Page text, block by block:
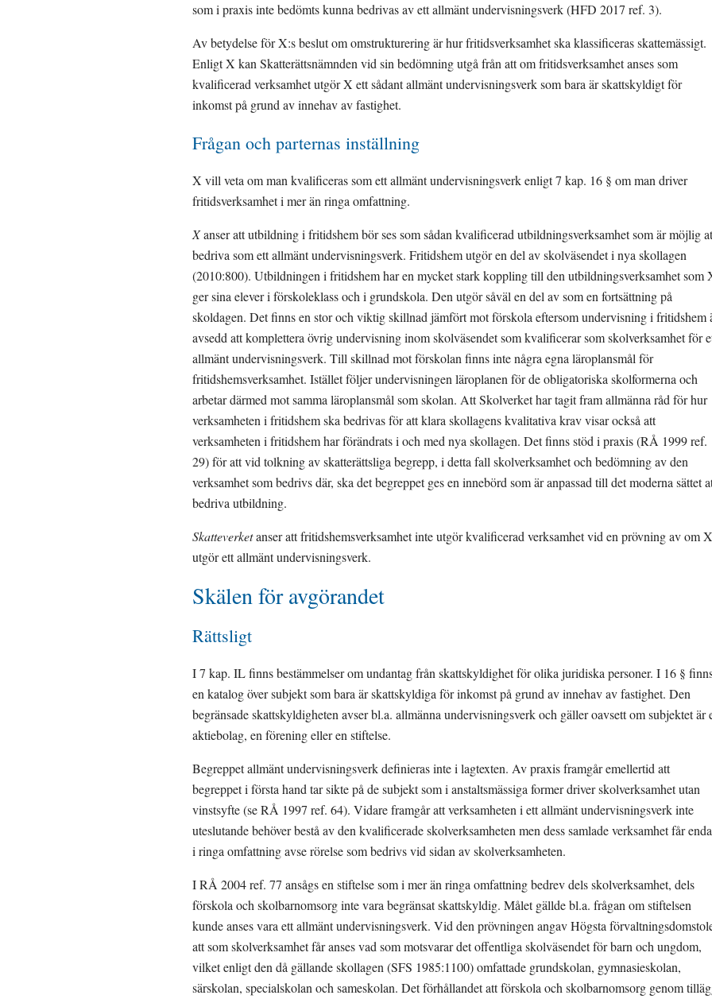
som i praxis inte bedömts kunna bedrivas av ett allmänt undervisningsverk (HFD 2017 ref. 3).
Av betydelse för X:s beslut om omstrukturering är hur fritidsverksamhet ska klassificeras skattemässigt.
Enligt X kan Skatterättsnämnden vid sin bedömning utgå från att om fritidsverksamhet anses som
kvalificerad verksamhet utgör X ett sådant allmänt undervisningsverk som bara är skattskyldigt för
inkomst på grund av innehav av fastighet.
Frågan och parternas inställning
X vill veta om man kvalificeras som ett allmänt undervisningsverk enligt 7 kap. 16 § om man driver
fritidsverksamhet i mer än ringa omfattning.
X anser att utbildning i fritidshem bör ses som sådan kvalificerad utbildningsverksamhet som är möjlig
bedriva som ett allmänt undervisningsverk. Fritidshem utgör en del av skolväsendet i nya skollagen
(2010:800). Utbildningen i fritidshem har en mycket stark koppling till den utbildningsverksamhet som
ger sina elever i förskoleklass och i grundskola. Den utgör såväl en del av som en fortsättning på
skoldagen. Det finns en stor och viktig skillnad jämfört mot förskola eftersom undervisning i fritidshem
avsedd att komplettera övrig undervisning inom skolväsendet som kvalificerar som skolverksamhet för
allmänt undervisningsverk. Till skillnad mot förskolan finns inte några egna läroplansmål för
fritidshemsverksamhet. Istället följer undervisningen läroplanen för de obligatoriska skolformerna och
arbetar därmed mot samma läroplansmål som skolan. Att Skolverket har tagit fram allmänna råd för hur
verksamheten i fritidshem ska bedrivas för att klara skollagens kvalitativa krav visar också att
verksamheten i fritidshem har förändrats i och med nya skollagen. Det finns stöd i praxis (RÅ 1999 ref.
29) för att vid tolkning av skatterättsliga begrepp, i detta fall skolverksamhet och bedömning av den
verksamhet som bedrivs där, ska det begreppet ges en innebörd som är anpassad till det moderna sättet
bedriva utbildning.
Skatteverket anser att fritidshemsverksamhet inte utgör kvalificerad verksamhet vid en prövning av om X
utgör ett allmänt undervisningsverk.
Skälen för avgörandet
Rättsligt
I 7 kap. IL finns bestämmelser om undantag från skattskyldighet för olika juridiska personer. I 16 §
en katalog över subjekt som bara är skattskyldiga för inkomst på grund av innehav av fastighet. Den
begränsade skattskyldigheten avser bl.a. allmänna undervisningsverk och gäller oavsett om subjektet är
aktiebolag, en förening eller en stiftelse.
Begreppet allmänt undervisningsverk definieras inte i lagtexten. Av praxis framgår emellertid att
begreppet i första hand tar sikte på de subjekt som i anstaltsmässiga former driver skolverksamhet utan
vinstsyfte (se RÅ 1997 ref. 64). Vidare framgår att verksamheten i ett allmänt undervisningsverk inte
uteslutande behöver bestå av den kvalificerade skolverksamheten men dess samlade verksamhet får
i ringa omfattning avse rörelse som bedrivs vid sidan av skolverksamheten.
I RÅ 2004 ref. 77 ansågs en stiftelse som i mer än ringa omfattning bedrev dels skolverksamhet, dels
förskola och skolbarnomsorg inte vara begränsat skattskyldig. Målet gällde bl.a. frågan om stiftelsen
kunde anses vara ett allmänt undervisningsverk. Vid den prövningen angav Högsta
att som skolverksamhet får anses vad som motsvarar det offentliga skolväsendet för barn och ungdom,
vilket enligt den då gällande skollagen (SFS 1985:1100) omfattade grundskolan, gymnasieskolan,
särskolan, specialskolan och sameskolan. Det förhållandet att förskola och skolbarnomsorg genom